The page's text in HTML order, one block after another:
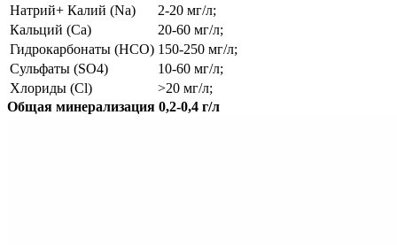
Натрий+ Калий (Na)
2-20 мг/л;
Кальций (Ca)
20-60 мг/л;
Гидрокарбонаты (HCO) 150-250 мг/л;
Сульфаты (SO4)
10-60 мг/л;
Хлориды (Cl)
>20 мг/л;
Общая минерализация 0,2-0,4 г/л